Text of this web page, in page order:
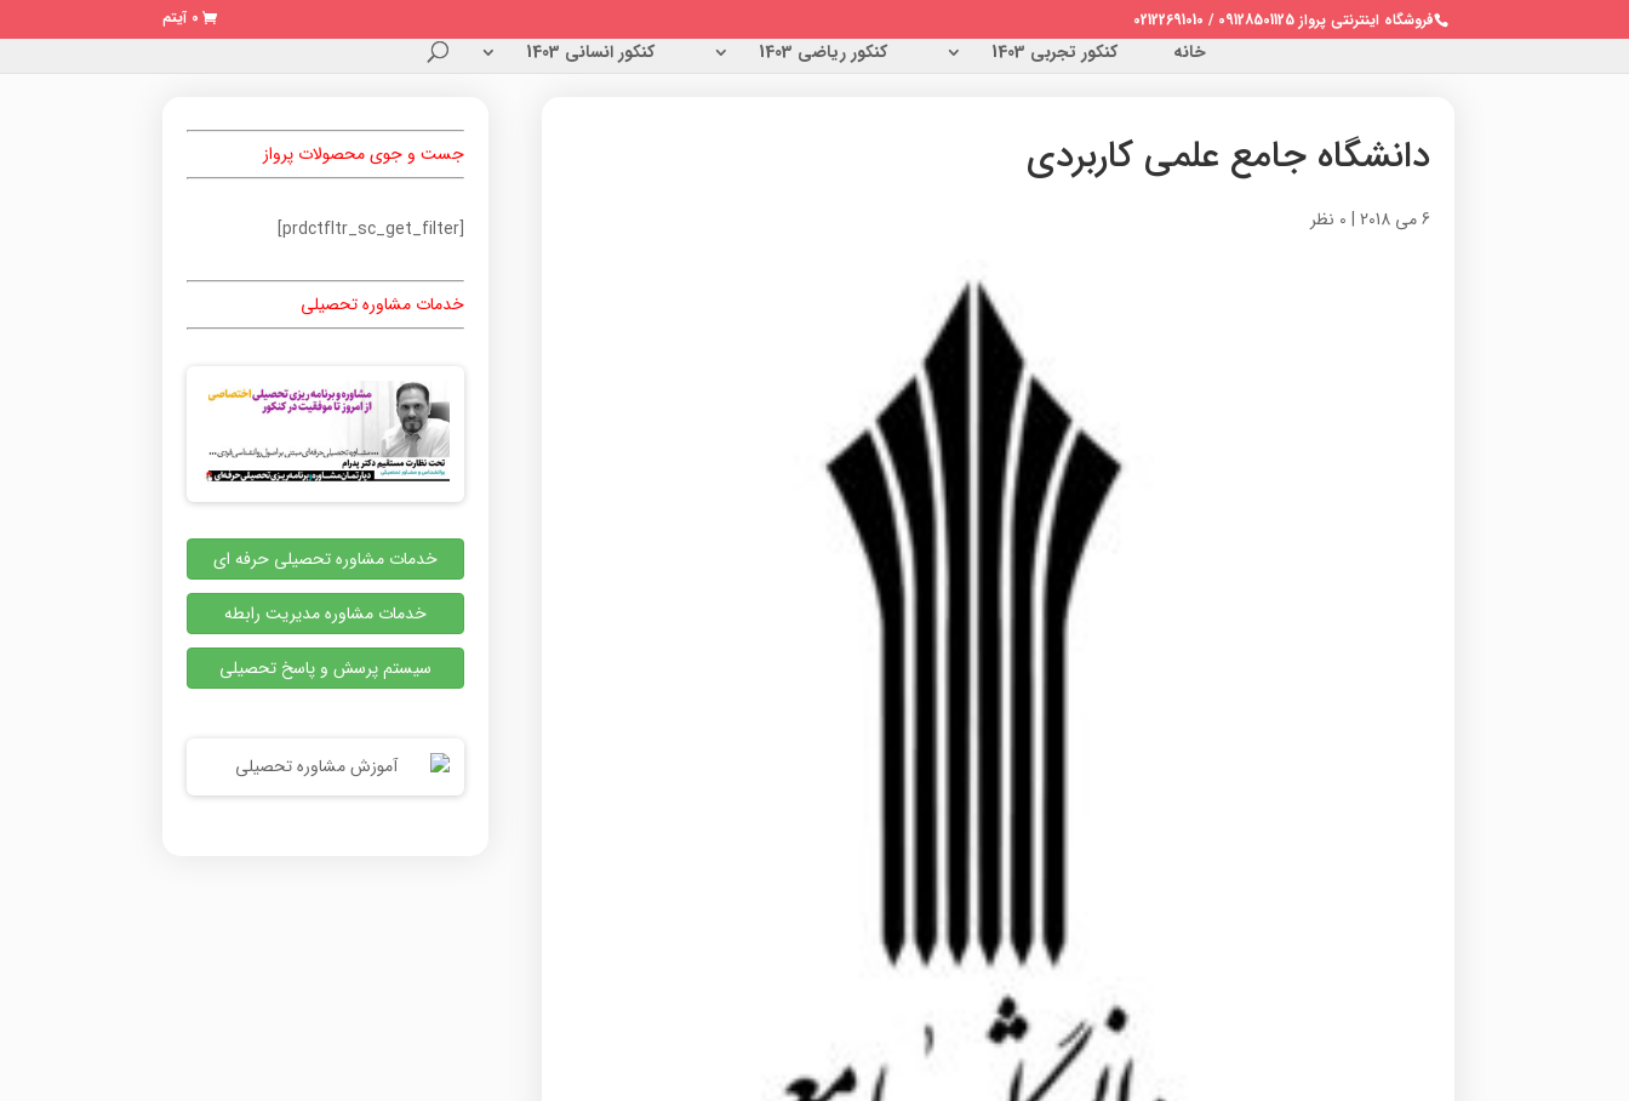
فروشگاه اینترنتی پرواز 09128501125 / 02122691010 0 آیتم
خانه کنکور تجربی 1403 کنکور ریاضی 1403 کنکور انسانی 1403
دانشگاه جامع علمی کاربردی
6 می 2018 | 0 نظر
جست و جوی محصولات پرواز
[prdctfltr_sc_get_filter]
خدمات مشاوره تحصیلی
خدمات مشاوره تحصیلی حرفه ای
خدمات مشاوره مدیریت رابطه
سیستم پرسش و پاسخ تحصیلی